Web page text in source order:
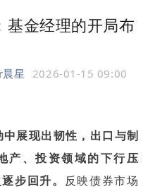
金经理的开局布
星
2026-01-15 09:00
展现出韧性，出口与制
产、投资领域的下行压
步回升。
反映债券市场